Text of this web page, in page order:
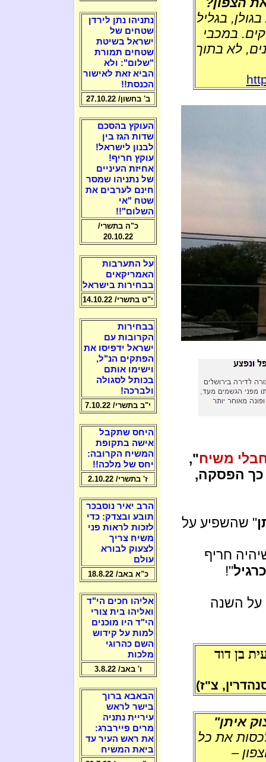
לפחות 12 שריפות בגולן, בגליל
במכבי
לא בתוך
משיח",
כך הפסקה,
" שהשפיע על
חריף
"!
על השנה
בן דוד
צ"ז)
איתן"
לכסות את כל
–
נתניהו נתן לירדן
שטחים של
ישראל בשיטת
שטחים תמורת
"שלום": ולא
הביא זאת לאישור
הכנסת!!
ב' בחשון/ 27.10.22
העוקץ בהסכם
שדות הגז בין
לבנון לישראל!
עוקץ חריף!
אחיזת העיניים
של נתניהו שמסר
חינם לערבים את
שטח "אי
השלום"!!
כ"ה בתשרי/
20.10.22
על התערבות
האמריקאים
בבחירות בישראל
י"ט בתשרי/ 14.10.22
בבחירות
הקרובות עם
ישראל ידפיסו את
הפתקים הנ"ל,
וישימו אותם
בכותל לסגולה
ולברכה!
י"ב בתשרי/ 7.10.22
היחס שתקבל
אישה בתקופת
המשיח הקרובה:
יחס של מלכה!!
ז' בתשרי/ 2.10.22
הרב יאיר נוסבכר
תובע ובצדק: כדי
לזכות לראות פני
משיח צריך
לצעוק לבורא
עולם
כ"א באב/ 18.8.22
אליהו חכים הי"ד
ואליהו בית צורי
הי"ד היו מוכנים
למות על קידוש
השם כהרוגי
מלכות
ו' באב/ 3.8.22
הבאבא ברוך
בישר לראש
עיריית נתניה
מרים פיירברג:
את ראש העיר עד
ביאת המשיח